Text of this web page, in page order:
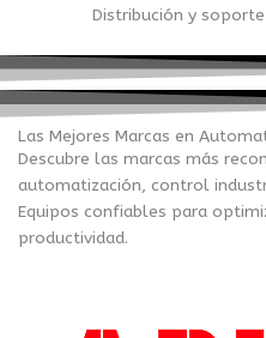
Distribución y
Las Mejores Marcas en
Descubre las marcas más
automatización, control
Equipos confiables para
productividad.